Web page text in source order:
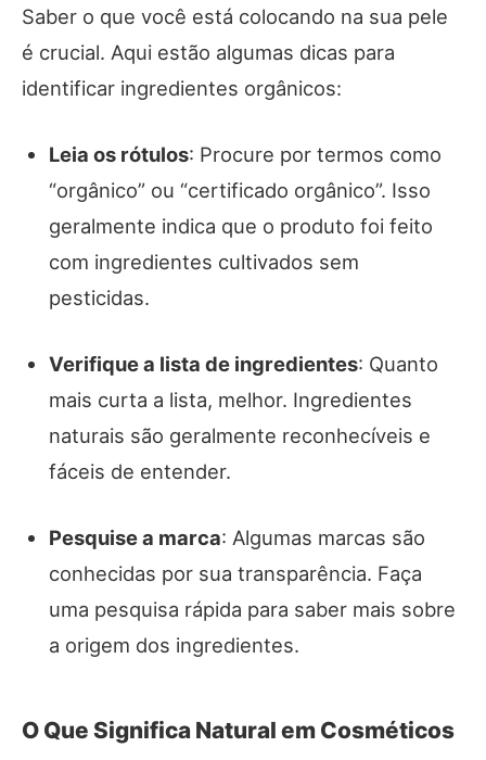
Saber o que você está colocando na sua pele
é crucial. Aqui estão algumas dicas para
identificar ingredientes orgânicos:
Leia os rótulos: Procure por termos como
“orgânico” ou “certificado orgânico”. Isso
geralmente indica que o produto foi feito
com ingredientes cultivados sem
pesticidas.
Verifique a lista de ingredientes: Quanto
mais curta a lista, melhor. Ingredientes
naturais são geralmente reconhecíveis e
fáceis de entender.
Pesquise a marca: Algumas marcas são
conhecidas por sua transparência. Faça
uma pesquisa rápida para saber mais sobre
a origem dos ingredientes.
O Que Significa Natural em Cosméticos